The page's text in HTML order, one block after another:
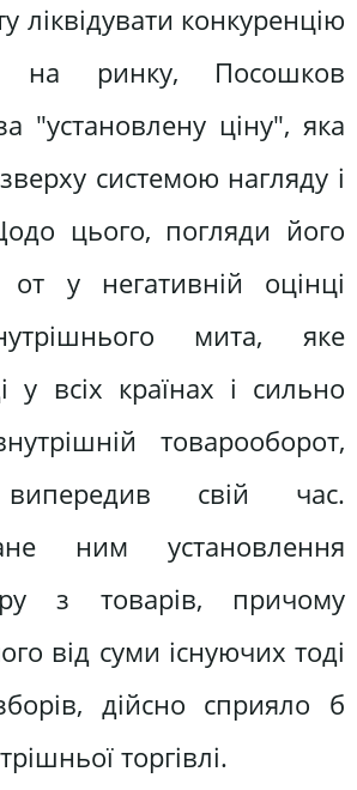
ліквідувати конкуренцію
ринку, Посошков
"установлену ціну", яка
системою нагляду і
цього, погляди його
от у негативній оцінці
мита, яке
у всіх країнах і сильно
товарооборот,
свій час.
ним установлення
з товарів, причому
від суми існуючих тоді
дійсно сприяло б
торгівлі.